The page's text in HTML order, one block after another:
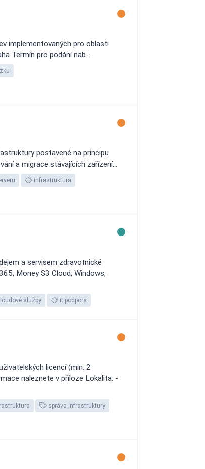
implementovaných pro oblasti
Termín pro podání nab...
postavené na principu
a migrace stávajících zařízení...
infrastruktura
a servisem zdravotnické
Money S3 Cloud, Windows,
služby it podpora
licencí (min. 2
naleznete v příloze Lokalita: -
správa infrastruktury